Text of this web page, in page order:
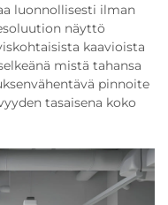
luonnollisesti ilman
näyttö
kaavioista
mistä tahansa
pinnoite
tasaisena koko